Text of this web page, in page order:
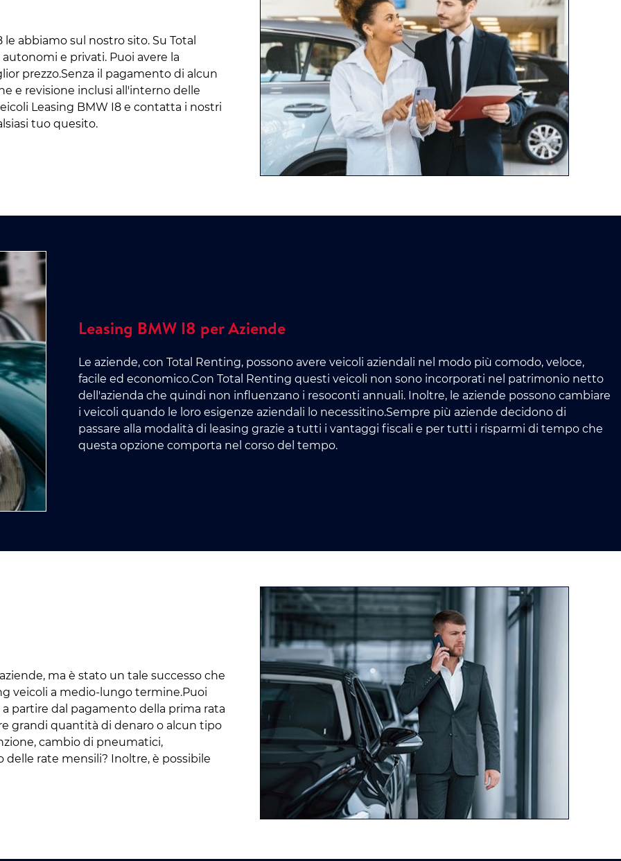
abbiamo sul nostro sito. Su Total
e privati. Puoi avere la
prezzo.Senza il pagamento di alcun
e revisione inclusi all'interno delle
Leasing BMW I8 e contatta i nostri
tuo quesito.
Leasing BMW I8 per Aziende
Le aziende, con Total Renting, possono avere veicoli aziendali nel modo più comodo, veloce,
facile ed economico.Con Total Renting questi veicoli non sono incorporati nel patrimonio netto
dell'azienda che quindi non influenzano i resoconti annuali. Inoltre, le aziende possono cambiare
i veicoli quando le loro esigenze aziendali lo necessitino.Sempre più aziende decidono di
passare alla modalità di leasing grazie a tutti i vantaggi fiscali e per tutti i risparmi di tempo che
questa opzione comporta nel corso del tempo.
ma è stato un tale successo che
veicoli a medio-lungo termine.Puoi
partire dal pagamento della prima rata
grandi quantità di denaro o alcun tipo
cambio di pneumatici,
rate mensili? Inoltre, è possibile